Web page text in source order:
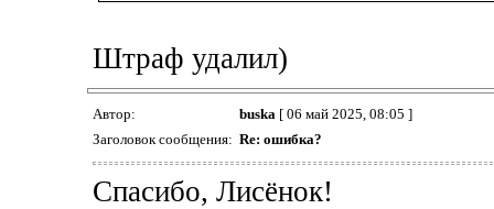
Штраф удалил)
Автор: buska[ 06 май 2025, 08:05 ]
Заголовок сообщения: Re: ошибка?
Спасибо, Лисёнок!